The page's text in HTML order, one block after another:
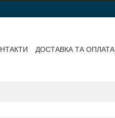
ДОСТАВКА ТА ОПЛАТА